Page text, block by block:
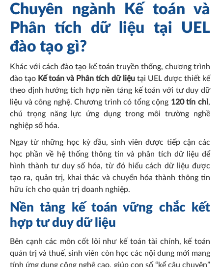
Chuyên ngành Kế toán và
Phân tích dữ liệu tại UEL
đào tạo gì?
Khác với cách đào tạo kế toán truyền thống, chương trình
đào tạo Kế toán và Phân tích dữ liệutại UEL được thiết kế
theo định hướng tích hợp nền tảng kế toán với tư duy dữ
liệu và công nghệ. Chương trình có tổng cộng 120 tín chỉ,
chú trọng năng lực ứng dụng trong môi trường nghề
nghiệp số hóa.
Ngay từ những học kỳ đầu, sinh viên được tiếp cận các
học phần về hệ thống thông tin và phân tích dữ liệu để
hình thành tư duy số hóa, từ đó hiểu cách dữ liệu được
tạo ra, quản trị, khai thác và chuyển hóa thành thông tin
hữu ích cho quản trị doanh nghiệp.
Nền tảng kế toán vững chắc kết
hợp tư duy dữ liệu
Bên cạnh các môn cốt lõi như kế toán tài chính, kế toán
quản trị và thuế, sinh viên còn học các nội dung mới mang
tính ứng dụng công nghệ cao, giúp con số “kể câu chuyện”